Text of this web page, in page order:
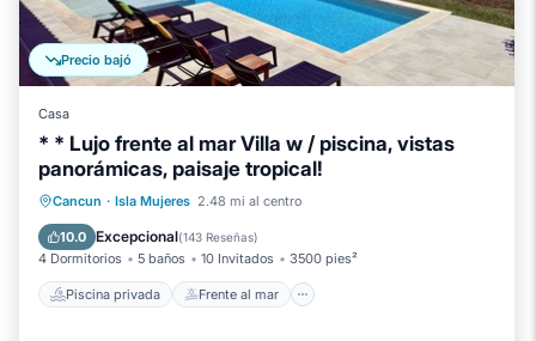
Precio bajó
Casa
* * Lujo frente al mar Villa w / piscina, vistas
panorámicas, paisaje tropical!
Cancun · Isla Mujeres 2.48 mi al centro
10.0 Excepcional(143 Reseñas)
4 Dormitorios 5 baños 10 Invitados 3500 pies²
Piscina privada Frente al mar
Piscina privada
Frente al mar
Piscina
Vista al mar